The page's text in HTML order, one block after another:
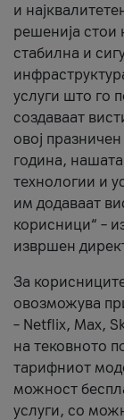
и
решенија стои
стабилна и
услуги што го
создаваат
овој
година,
технологии и
им додаваат
корисници“ –
извршен
За
овозможува
– Netflix, Max,
на тековното
тарифниот
можност
услуги, со